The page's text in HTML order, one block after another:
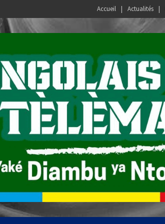
Accueil Actualités